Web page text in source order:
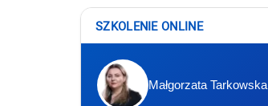
SZKOLENIE ONLINE
Małgorzata Tarkowska